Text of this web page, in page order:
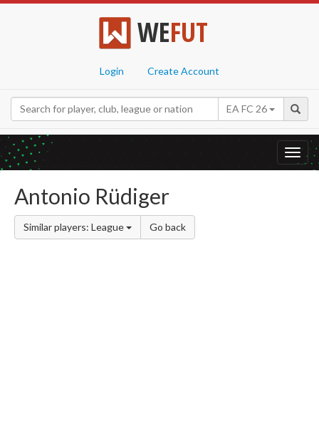
WEFUT
Login Create Account
EA FC 26
Antonio Rüdiger
Similar players: League Go back